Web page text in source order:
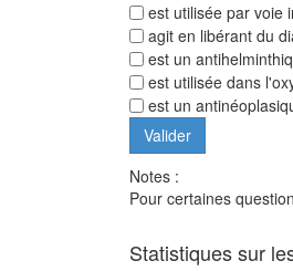
est utilisée par voie
agit en libérant du
est un
est utilisée dans
est un
Notes :
Pour certaines
Statistiques sur